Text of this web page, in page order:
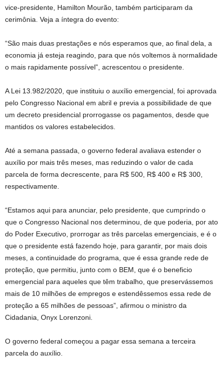
vice-presidente, Hamilton Mourão, também participaram da
cerimônia. Veja a íntegra do evento:
“São mais duas prestações e nós esperamos que, ao final dela, a
economia já esteja reagindo, para que nós voltemos à normalidade
o mais rapidamente possível”, acrescentou o presidente.
A Lei 13.982/2020, que instituiu o auxílio emergencial, foi aprovada
pelo Congresso Nacional em abril e previa a possibilidade de que
um decreto presidencial prorrogasse os pagamentos, desde que
mantidos os valores estabelecidos.
Até a semana passada, o governo federal avaliava estender o
auxílio por mais três meses, mas reduzindo o valor de cada
parcela de forma decrescente, para R$ 500, R$ 400 e R$ 300,
respectivamente.
“Estamos aqui para anunciar, pelo presidente, que cumprindo o
que o Congresso Nacional nos determinou, de que poderia, por ato
do Poder Executivo, prorrogar as três parcelas emergenciais, e é o
que o presidente está fazendo hoje, para garantir, por mais dois
meses, a continuidade do programa, que é essa grande rede de
proteção, que permitiu, junto com o BEM, que é o beneficio
emergencial para aqueles que têm trabalho, que preservássemos
mais de 10 milhões de empregos e estendêssemos essa rede de
proteção a 65 milhões de pessoas”, afirmou o ministro da
Cidadania, Onyx Lorenzoni.
O governo federal começou a pagar essa semana a terceira
parcela do auxílio.